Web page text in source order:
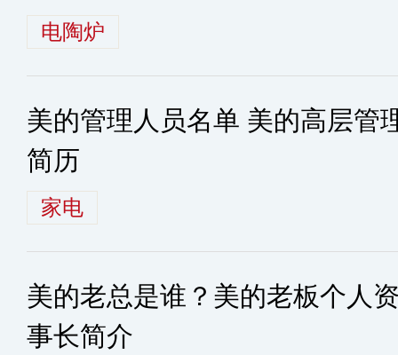
电陶炉
美的管理人员名单 美的高层管
简历
家电
美的老总是谁？美的老板个人
事长简介